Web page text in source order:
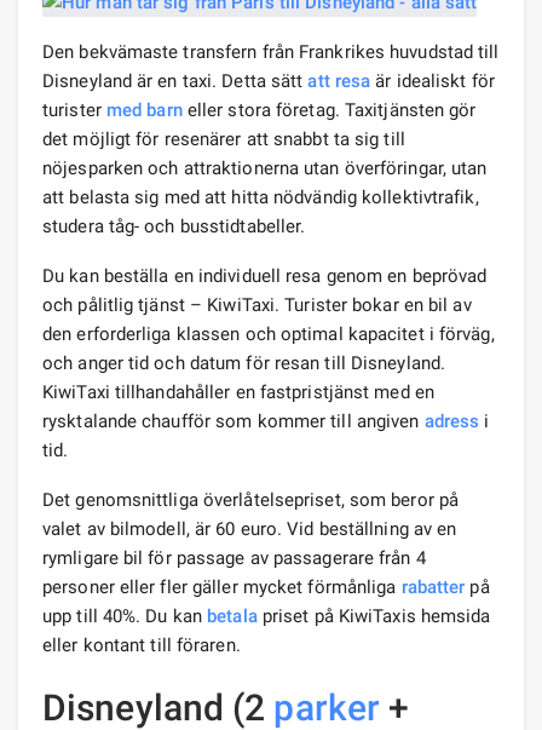
Den bekvämaste transfern från Frankrikes huvudstad till
Disneyland är en taxi. Detta sättatt resa är idealiskt för
turister med barneller stora företag. Taxitjänsten gör
det möjligt för resenärer att snabbt ta sig till
nöjesparken och attraktionerna utan överföringar, utan
att belasta sig med att hitta nödvändig kollektivtrafik,
studera tåg- och busstidtabeller.
Du kan beställa en individuell resa genom en beprövad
och pålitlig tjänst – KiwiTaxi. Turister bokar en bil av
den erforderliga klassen och optimal kapacitet i förväg,
och anger tid och datum för resan till Disneyland.
KiwiTaxi tillhandahåller en fastpristjänst med en
rysktalande chaufför som kommer till angiven adress i
tid.
Det genomsnittliga överlåtelsepriset, som beror på
valet av bilmodell, är 60 euro. Vid beställning av en
rymligare bil för passage av passagerare från 4
personer eller fler gäller mycket förmånliga rabatter på
upp till 40%. Du kan betalapriset på KiwiTaxis hemsida
eller kontant till föraren.
Disneyland (2 parker +